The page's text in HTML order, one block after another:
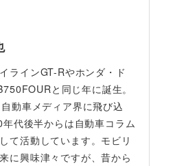
ラインGT-Rやホンダ・ド
と同じ年に誕生。
動車メディア界に飛び込
代後半からは自動車コラム
て活動しています。モビリ
に興味津々ですが、昔から